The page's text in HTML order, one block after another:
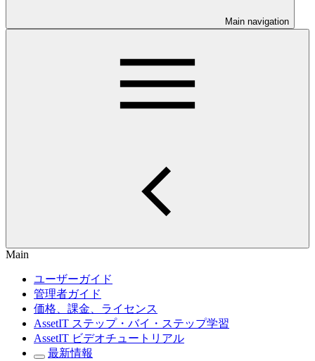
Main navigation
Main
ユーザーガイド
管理者ガイド
価格、課金、ライセンス
AssetIT ステップ・バイ・ステップ学習
AssetIT ビデオチュートリアル
最新情報